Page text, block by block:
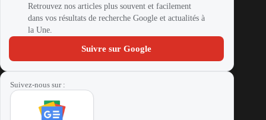
Retrouvez nos articles plus souvent et facilement
dans vos résultats de recherche Google et actualités à
la Une.
Suivre sur Google
Suivez-nous sur :